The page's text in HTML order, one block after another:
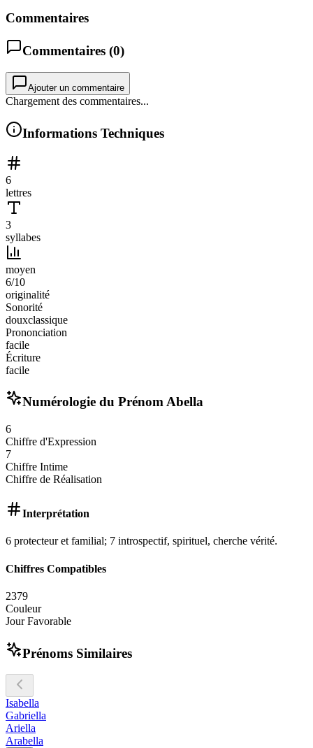
Commentaires
Commentaires (0)
Ajouter un commentaire
Chargement des commentaires...
Informations Techniques
6
lettres
3
syllabes
moyen
6/10
originalité
Sonorité
douxclassique
Prononciation
facile
Écriture
facile
Numérologie du PrénomAbella
6
Chiffre d'Expression
7
Chiffre Intime
Chiffre de Réalisation
Interprétation
6 protecteur et familial; 7 introspectif, spirituel, cherche vérité.
Chiffres Compatibles
2379
Couleur
Jour Favorable
Prénoms Similaires
Isabella
Gabriella
Ariella
Arabella